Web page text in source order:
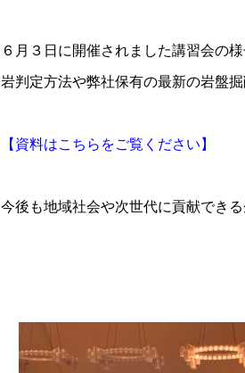
６月３日に開催されました講習会の
岩判定方法や弊社保有の最新の岩盤
【資料はこちらをご覧ください】
今後も地域社会や次世代に貢献でき